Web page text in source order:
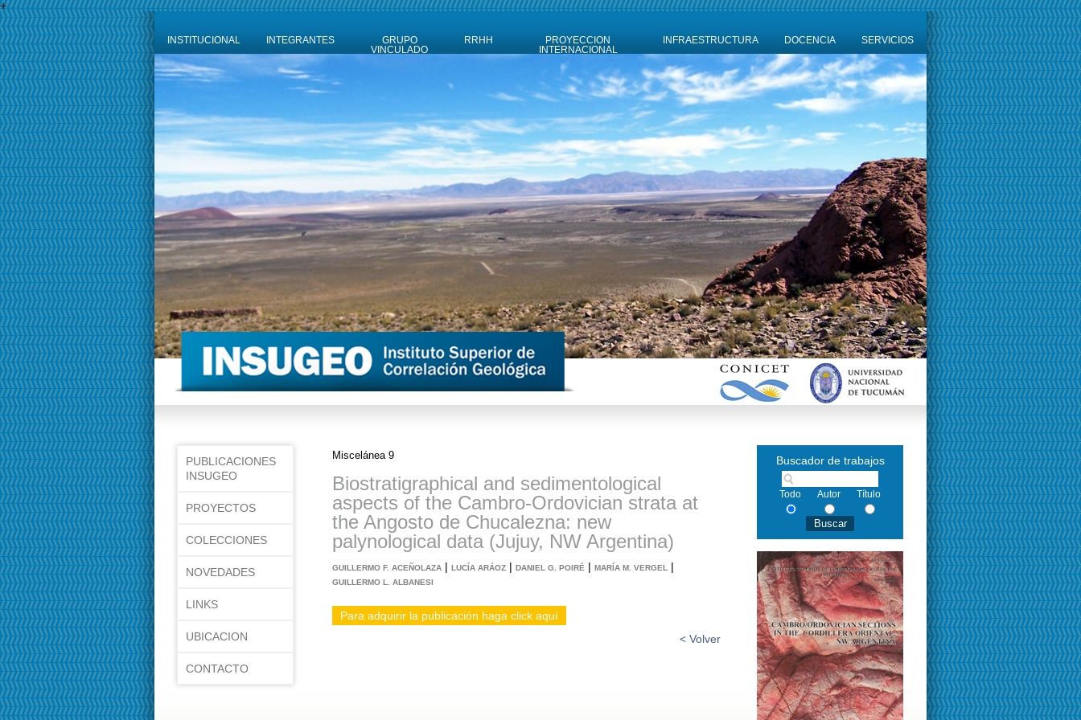
+
INSTITUCIONAL INTEGRANTES
GRUPO
VINCULADO
RRHH
PROYECCION
INTERNACIONAL
INFRAESTRUCTURA DOCENCIA SERVICIOS
PUBLICACIONES
INSUGEO
PROYECTOS
COLECCIONES
NOVEDADES
LINKS
UBICACION
CONTACTO
Miscelánea 9
Biostratigraphical and sedimentological
aspects of the Cambro-Ordovician strata at
the Angosto de Chucalezna: new
palynological data (Jujuy, NW Argentina)
GUILLERMO F. ACEÑOLAZA | LUCÍA ARÁOZ | DANIEL G. POIRÉ | MARÍA M. VERGEL |
GUILLERMO L. ALBANESI
Para adquirir la publicación haga click aquí
< Volver
Buscador de trabajos
Todo Autor Título